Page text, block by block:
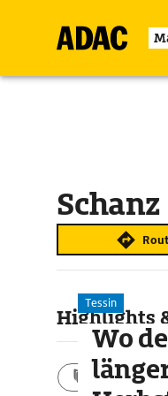
Schanz
Highlights
Aktivitäten
Tessin
Wo